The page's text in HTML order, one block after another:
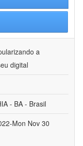
a
digital
- BA - Brasil
Mon Nov 30